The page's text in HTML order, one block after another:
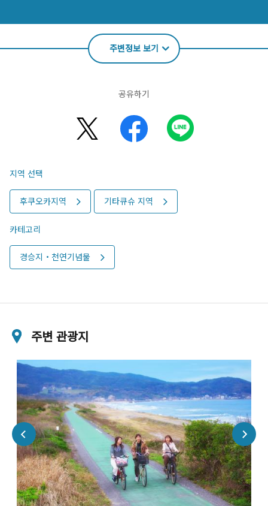
주변정보 보기
공유하기
지역 선택
후쿠오카지역 기타큐슈 지역
카테고리
경승지・천연기념물
주변 관광지